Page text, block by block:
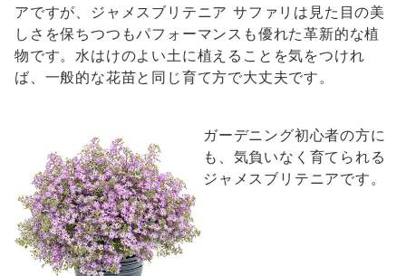
アですが、ジャメスブリテニア サファリは見た目の美
しさを保ちつつもパフォーマンスも優れた革新的な植
物です。水はけのよい土に植えることを気をつけれ
ば、一般的な花苗と同じ育て方で大丈夫です。
ガーデニング初心者の方に
も、気負いなく育てられる
ジャメスブリテニアです。